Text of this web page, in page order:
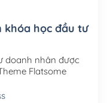
(1 năm)
(+300,000₫)
khóa học đầu tư
doanh nhân được
Flatsome